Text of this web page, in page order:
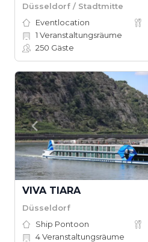
Düsseldorf / Stadtmitte
Eventlocation
1 Veranstaltungsräume
250 Gäste
VIVA TIARA
Düsseldorf
Ship Pontoon
4Veranstaltungsräume